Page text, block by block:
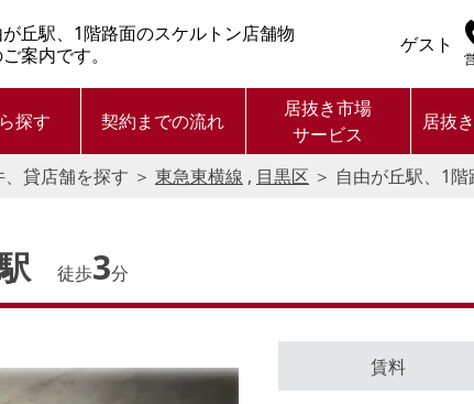
が丘駅、1階路面のスケルトン店舗物
案内です。
ゲスト
探す 契約までの流れ
居抜き市場
サービス
居抜
、貸店舗を探す ＞ 東急東横線 , 目黒区 ＞ 自由が丘駅、1
徒歩3分
賃料